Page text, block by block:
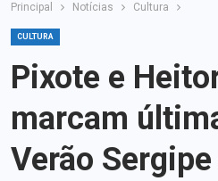
Principal Notícias Cultura
CULTURA
Pixote e
marcam
Verão